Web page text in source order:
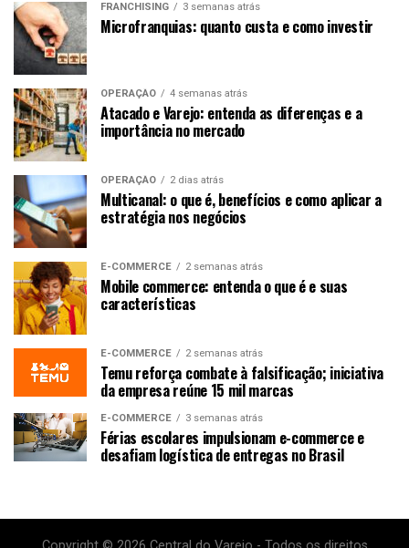
FRANCHISING 3 semanas atrás
Microfranquias: quanto custa e como investir
OPERAÇÃO 4 semanas atrás
Atacado e Varejo: entenda as diferenças e a
importância no mercado
OPERAÇÃO 2 dias atrás
Multicanal: o que é, benefícios e como aplicar a
estratégia nos negócios
E-COMMERCE 2 semanas atrás
Mobile commerce: entenda o que é e suas
características
E-COMMERCE 2 semanas atrás
Temu reforça combate à falsificação; iniciativa
da empresa reúne 15 mil marcas
E-COMMERCE 3 semanas atrás
Férias escolares impulsionam e-commerce e
desafiam logística de entregas no Brasil